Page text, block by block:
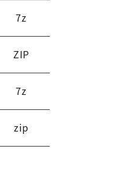
7z
ZIP
7z
zip